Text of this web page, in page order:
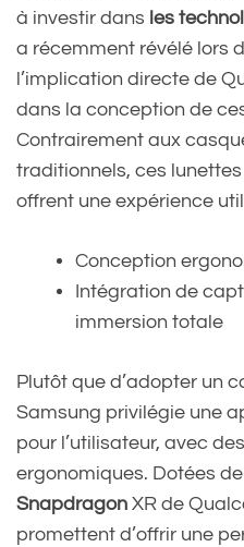
à investir dans les
a récemment révélé lors
l’implication directe de
dans la conception de
Contrairement aux
traditionnels, ces
offrent une expérience
Conception
Intégration de
immersion totale
Plutôt que d’adopter un
Samsung privilégie une
pour l’utilisateur, avec
ergonomiques. Dotées
Snapdragon XR de
promettent d’offrir une